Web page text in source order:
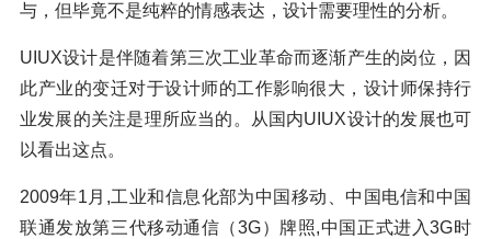
与，但毕竟不是纯粹的情感表达，设计需要理性的分析。
UIUX设计是伴随着第三次工业革命而逐渐产生的岗位，因
此产业的变迁对于设计师的工作影响很大，设计师保持行
业发展的关注是理所应当的。从国内UIUX设计的发展也可
以看出这点。
2009年1月,工业和信息化部为中国移动、中国电信和中国
联通发放第三代移动通信（3G）牌照,中国正式进入3G时